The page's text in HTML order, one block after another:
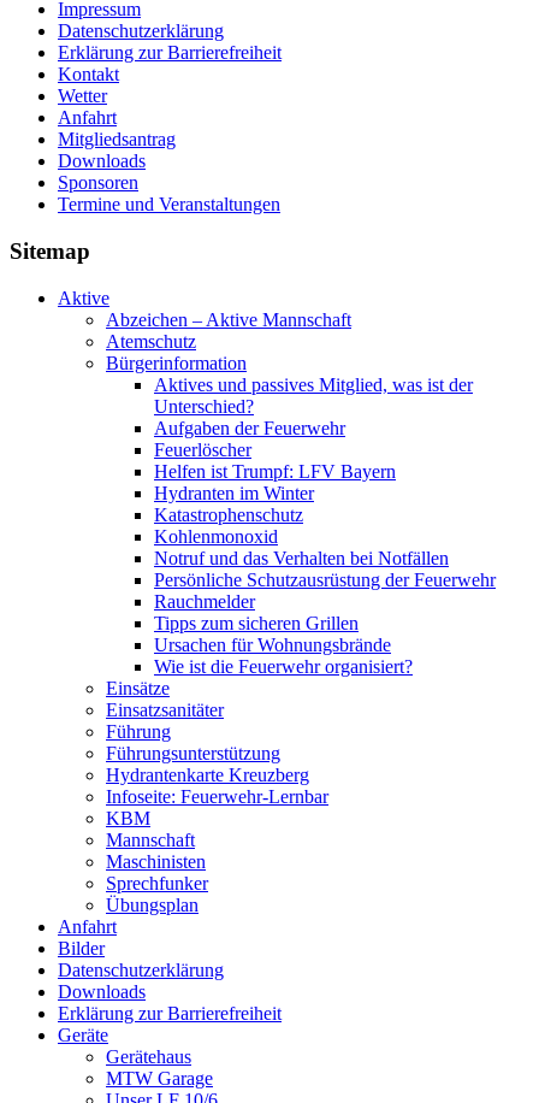
Impressum
Datenschutzerklärung
Erklärung zur Barriere­frei­heit
Kontakt
Wetter
Anfahrt
Mitgliedsantrag
Downloads
Sponsoren
Termine und Veranstaltungen
Sitemap
Aktive
Abzeichen – Aktive Mannschaft
Atemschutz
Bürgerinformation
Aktives und passives Mitglied, was ist der
Unterschied?
Aufgaben der Feuerwehr
Feuerlöscher
Helfen ist Trumpf: LFV Bayern
Hydranten im Winter
Katastrophenschutz
Kohlenmonoxid
Notruf und das Verhalten bei Notfällen
Persönliche Schutzausrüstung der Feuerwehr
Rauchmelder
Tipps zum sicheren Grillen
Ursachen für Wohnungsbrände
Wie ist die Feuerwehr organisiert?
Einsätze
Einsatzsanitäter
Führung
Führungsunterstützung
Hydrantenkarte Kreuzberg
Infoseite: Feuerwehr-Lernbar
KBM
Mannschaft
Maschinisten
Sprechfunker
Übungsplan
Anfahrt
Bilder
Datenschutzerklärung
Downloads
Erklärung zur Barriere­frei­heit
Geräte
Gerätehaus
MTW Garage